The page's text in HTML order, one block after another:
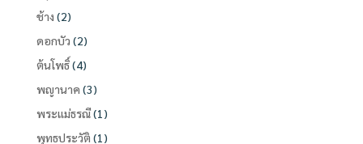
ช้าง (2)
ดอกบัว (2)
ต้นโพธิ์(4)
พญานาค (3)
พระแม่ธรณี(1)
พุทธประวัติ (1)